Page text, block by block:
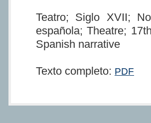
Teatro; Siglo XVII;
española; Theatre;
Spanish narrative
Texto completo: PDF